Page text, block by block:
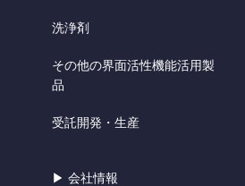
洗浄剤
その他の界面活性機能活用製
品
受託開発・生産
▶ 会社情報